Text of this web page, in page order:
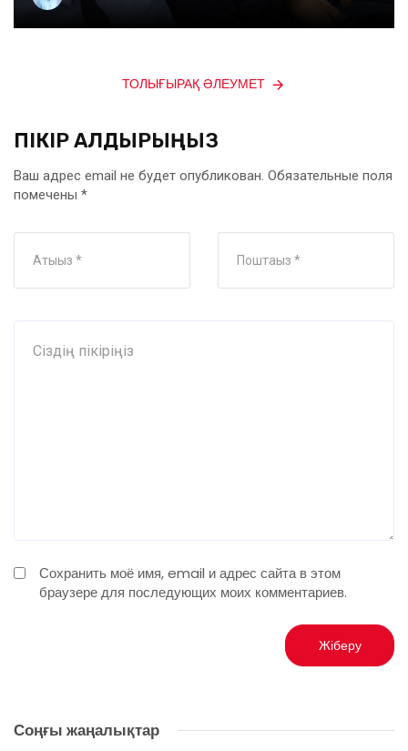
ТОЛЫҒЫРАҚ ӘЛЕУМЕТ
ПІКІР ҚАЛДЫРЫҢЫЗ
Ваш адрес email не будет опубликован. Обязательные поля
помечены *
Сохранить моё имя, email и адрес сайта в этом
браузере для последующих моих комментариев.
Соңғы жаңалықтар